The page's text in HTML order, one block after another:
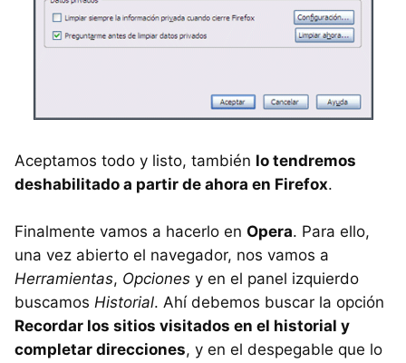
Aceptamos todo y listo, también lo tendremos
deshabilitado a partir de ahora en Firefox.
Finalmente vamos a hacerlo en Opera. Para ello,
una vez abierto el navegador, nos vamos a
Herramientas, Opciones y en el panel izquierdo
buscamos Historial. Ahí debemos buscar la opción
Recordar los sitios visitados en el historial y
completar direcciones, y en el despegable que lo